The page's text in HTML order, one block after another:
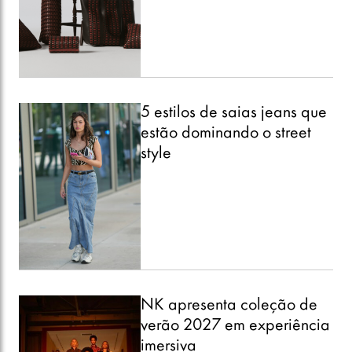
5 estilos de saias jeans que
estão dominando o street
style
NK apresenta coleção de
verão 2027 em experiência
imersiva